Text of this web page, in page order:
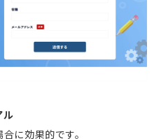
ル
に効果的です。